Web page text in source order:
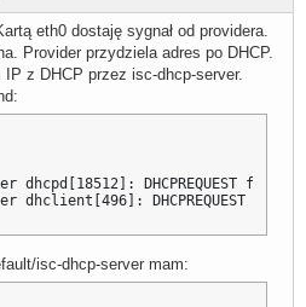
eth0 dostaję sygnał od providera.
Provider przydziela adres po DHCP.
z DHCP przez isc-dhcp-server.
DHCPREQUEST for
DHCPREQUEST for
isc-dhcp-server mam: